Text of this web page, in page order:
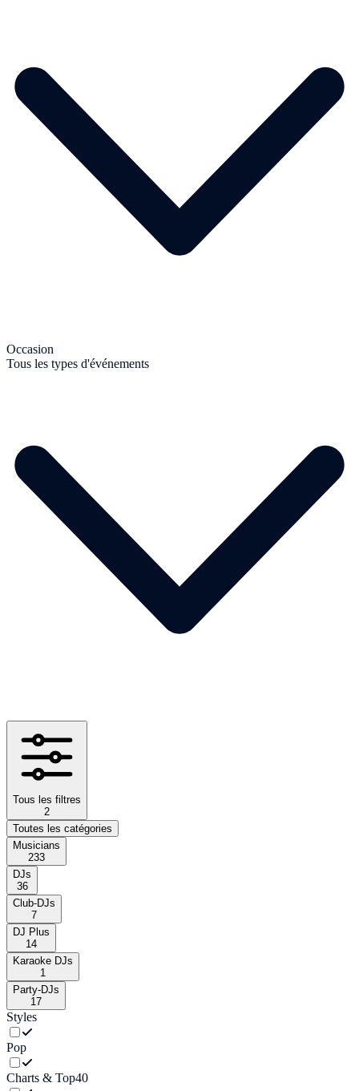
Occasion
Tous les types d'événements
Tous les filtres
2
Toutes les catégories
Musicians
233
DJs
36
Club-DJs
7
DJ Plus
14
Karaoke DJs
1
Party-DJs
17
Styles
Pop
Charts & Top40